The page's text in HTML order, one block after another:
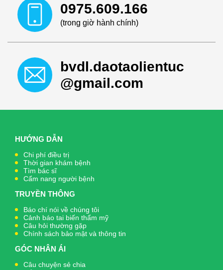
0975.609.166
(trong giờ hành chính)
bvdl.daotaolientuc
@gmail.com
HƯỚNG DẪN
Chi phí điều trị
Thời gian khám bệnh
Tìm bác sĩ
Cẩm nang người bệnh
TRUYỀN THÔNG
Báo chí nói về chúng tôi
Cảnh báo tai biến thẩm mỹ
Câu hỏi thường gặp
Chính sách bảo mật và thông tin
GÓC NHÂN ÁI
Câu chuyện sẻ chia